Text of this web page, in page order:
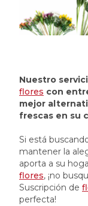
Nuestro
flores con
mejor
frescas en su
Si está
mantener la
aporta a su
flores, ¡no
Suscripción de
perfecta!